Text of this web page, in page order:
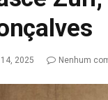
2025 Nenhum